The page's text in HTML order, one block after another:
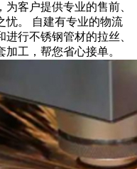
客户提供专业的售前、
忧。 自建有专业的物流
行不锈钢管材的拉丝、
工，帮您省心接单。